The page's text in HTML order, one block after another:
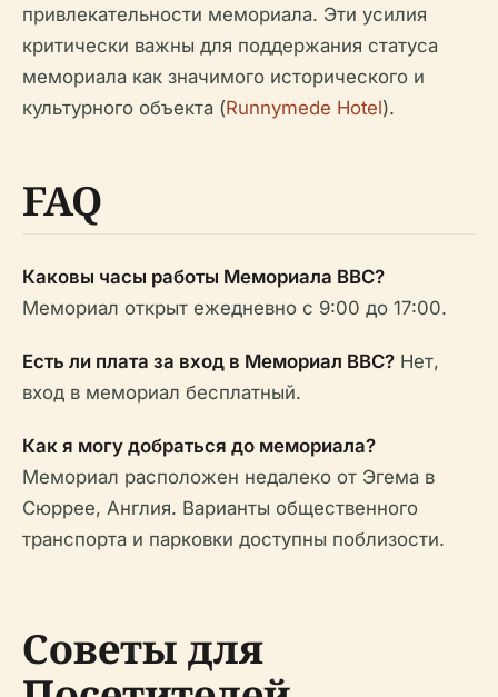
привлекательности мемориала. Эти усилия
критически важны для поддержания статуса
мемориала как значимого исторического и
культурного объекта (Runnymede Hotel).
FAQ
Каковы часы работы Мемориала ВВС?
Мемориал открыт ежедневно с 9:00 до 17:00.
Есть ли плата за вход в Мемориал ВВС? Нет,
вход в мемориал бесплатный.
Как я могу добраться до мемориала?
Мемориал расположен недалеко от Эгема в
Сюррее, Англия. Варианты общественного
транспорта и парковки доступны поблизости.
Советы для